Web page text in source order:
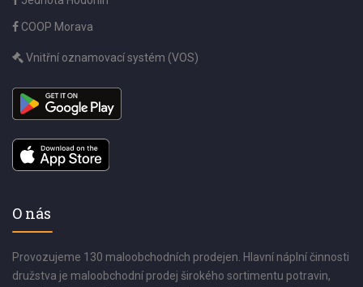
COOP Morava
Vnitřní oznamovací systém (VOS)
O nás
Provozujeme 130 maloobchodních prodejen. Hlavní náplní činnosti
družstva je maloobchodní prodej širokého sortimentu potravin,